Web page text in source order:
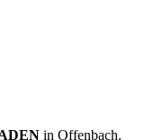
in Offenbach.